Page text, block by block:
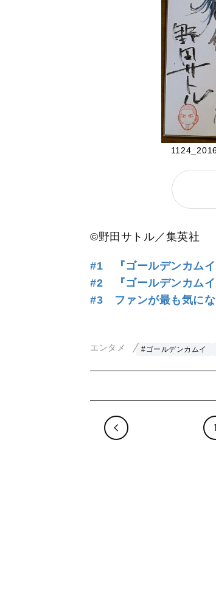
©野田サトル／集英社
#1 『ゴールデンカムイ
#2 『ゴールデンカムイ
#3 ファンが最も気にな
エンタメ #ゴールデンカムイ
1